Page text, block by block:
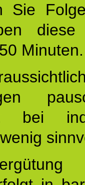
Sie
diese
Minuten.
bei